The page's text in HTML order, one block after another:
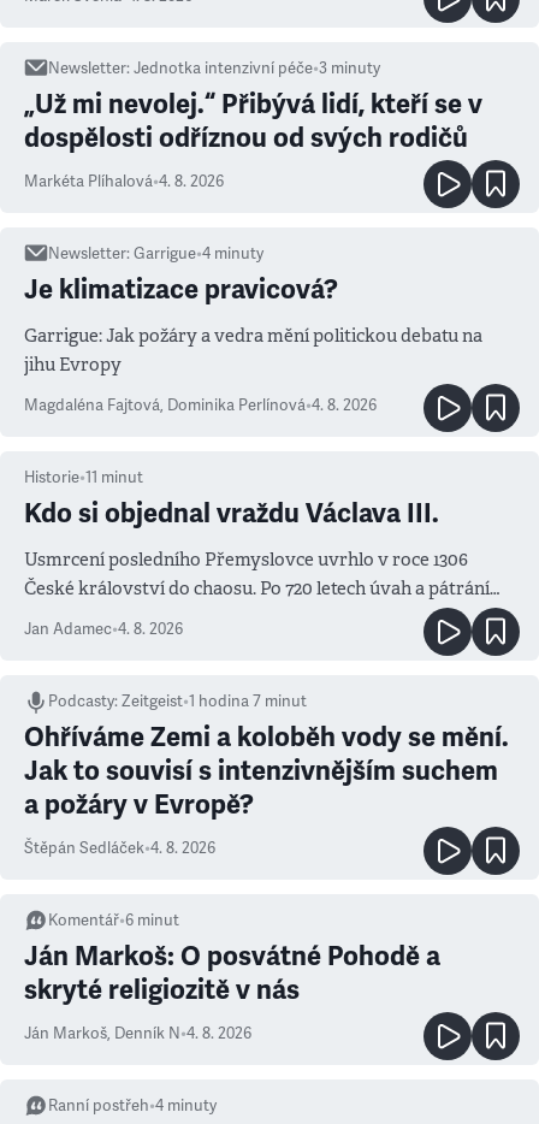
Newsletter:Jednotka intenzivní péče•3 minuty
„Už mi nevolej.“ Přibývá lidí, kteří se v
dospělosti odříznou od svých rodičů
Markéta Plíhalová•4. 8. 2026
Newsletter:Garrigue•4 minuty
Je klimatizace pravicová?
Garrigue: Jak požáry a vedra mění politickou debatu na
jihu Evropy
Magdaléna Fajtová, Dominika Perlínová•4. 8. 2026
Historie•11 minut
Kdo si objednal vraždu Václava III.
Usmrcení posledního Přemyslovce uvrhlo v roce 1306
České království do chaosu. Po 720 letech úvah a pátrání
známe jména podezřelých
Jan Adamec•4. 8. 2026
Podcasty:Zeitgeist•1 hodina 7 minut
Ohříváme Zemi a koloběh vody se mění.
Jak to souvisí s intenzivnějším suchem
a požáry v Evropě?
Štěpán Sedláček•4. 8. 2026
Komentář•6 minut
Ján Markoš: O posvátné Pohodě a
skryté religiozitě v nás
Ján Markoš, Denník N•4. 8. 2026
Ranní postřeh•4 minuty